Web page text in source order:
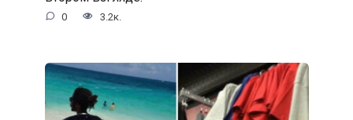
0 3.2к.